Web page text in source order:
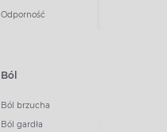
Odporność
Ból
Ból brzucha
Ból gardła